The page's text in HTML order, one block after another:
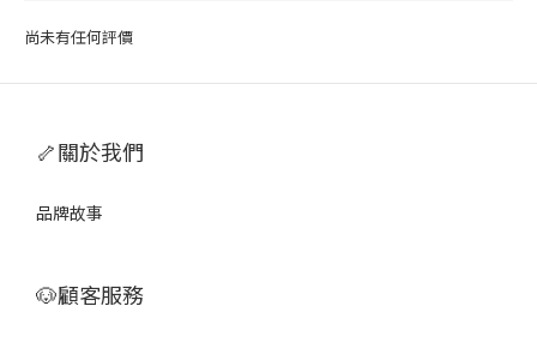
尚未有任何評價
🦴關於我們
品牌故事
🐶顧客服務